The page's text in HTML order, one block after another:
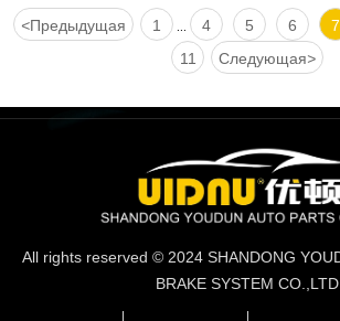
<Предыдущая 1 4 5 6 7
11
Следующая>
All rights reserved © 2024 SHANDONG YOUDUN AUTOMOBILE
BRAKE SYSTEM CO.,LTD